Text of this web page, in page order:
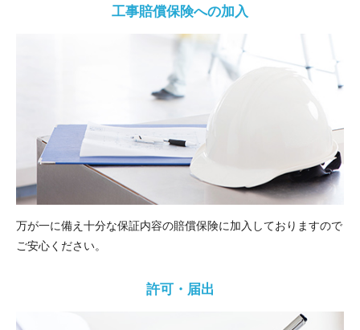
工事賠償保険への加入
万が一に備え十分な保証内容の賠償保険に加入しておりますので
ご安心ください。
許可・届出